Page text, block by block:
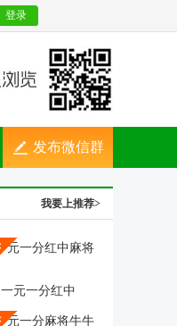
登录
发布微信群
我要上推荐>
一元一分红中